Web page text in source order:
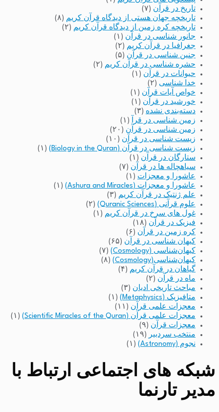
تاریخ در قرآن (۷)
تاریخچه جهان هستی از دیدگاه قرآن کریم (۸)
تاریخچه کره زمین از دیدگاه قرآن کریم (۲)
جانور شناسی در قرآن (۱)
جغرافیا در قرآن کریم (۲)
جنین شناسی در قرآن (۵)
حشره شناسی در قرآن کریم (۲)
حیوانات در قرآن (۱)
خدا شناسی (۲)
خواص آیات قرآن (۱)
خورشید در قرآن (۱)
دسته‌بندی نشده (۳)
زمین شناسی در قرآ
(۱)
زمین شناسی در قرآن (۲۰)
زیست شناسی در قرآن (۱۰)
زیست شناسی در قرآن (Biology in the Quran)
(۱)
ستارگان در قرآن (۱)
سیاهچاله ها در قرآن (۷)
عاشورا و معجزات (۱)
عاشورا و معجزات (Ashura and Miracles)
(۱)
علم ژنتیک در قرآن کریم (۳)
علوم قرآنی (Quranic Sciences)
(۲)
غول های سرخ در قرآن کریم (۱)
فیزیک در قرآن (۱۸)
کره زمین در قرآن (۶)
کیهان شناسی در قرآن (۶۵)
کیهان‌شناسی (Cosmology)
(۷)
کیهان‌شناسی(Cosmology)
(۸)
گیاهان در قرآن کریم (۴)
ماه در قرآن (۲)
مباحث تاریخی ادیان (۳)
متافیزیک (Metaphysics)
(۱)
معجزات علمی قرآن (۱۱)
معجزات علمی قرآن (Scientific Miracles of the Quran)
(۱)
معجزات قرآن (۹)
منتخب سردبیر
(۱۹)
نجوم (Astronomy)
(۱)
شبکه های اجتماعی ارتباط با
مدیر تارنما